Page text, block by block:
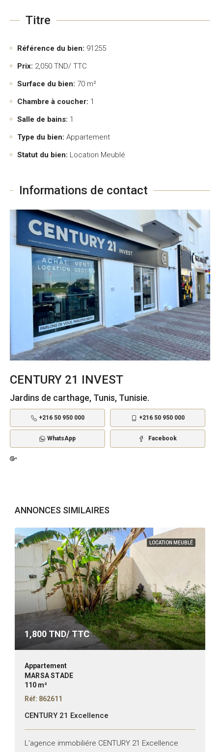
Titre
Référence du bien: 91255
Prix: 2,050 TND/ TTC
Surface du bien: 70 m²
Chambre à coucher: 1
Salle de bains: 1
Type du bien: Appartement
Statut du bien: Location Meublé
Informations de contact
CENTURY 21 INVEST
Jardins de carthage, Tunis, Tunisie.
+216 50 950 000 +216 50 950 000
WhatsApp Facebook
ANNONCES SIMILAIRES
LOCATION MEUBLÉ
1,800 TND/ TTC
Appartement
MARSA STADE
110 m²
Réf: 862611
CENTURY 21 Excellence
L’agence immobiliére CENTURY 21 Excellence